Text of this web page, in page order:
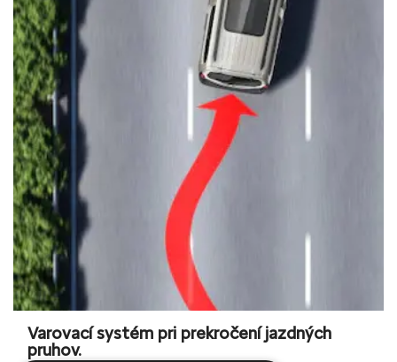
Varovací systém pri prekročení jazdných
pruhov.